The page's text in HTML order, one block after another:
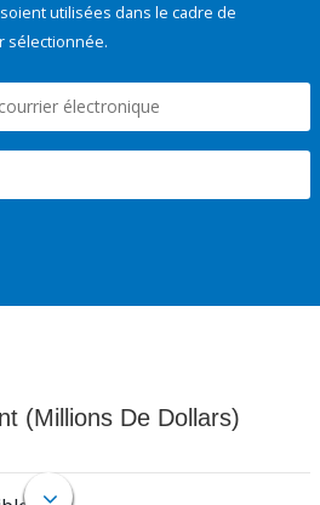
utilisées dans le cadre de
sélectionnée.
(Millions De Dollars)